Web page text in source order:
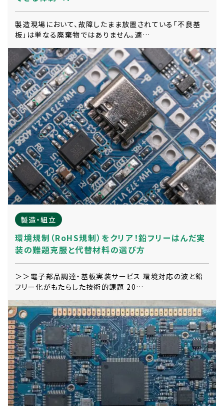
製造現場において、故障したまま放置されている「不良基
板」は単なる廃棄物ではありません。適…
製造・組立
環境規制（RoHS規制）をクリア！鉛フリーはんだ実
装の難題克服と代替材料の選び方
＞＞電子部品調達・基板実装サービス 環境対応の波と鉛
フリー化がもたらした技術的課題 20…